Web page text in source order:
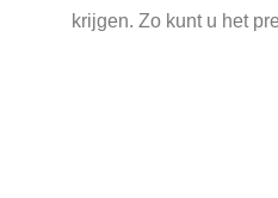
krijgen. Zo kunt u het